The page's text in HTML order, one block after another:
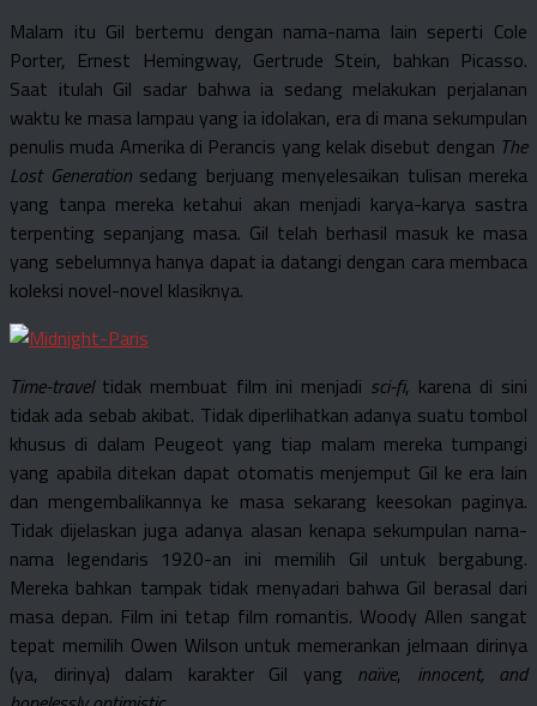
Malam itu Gil bertemu dengan nama-nama lain seperti Cole
Porter, Ernest Hemingway, Gertrude Stein, bahkan Picasso.
Saat itulah Gil sadar bahwa ia sedang melakukan perjalanan
waktu ke masa lampau yang ia idolakan, era di mana sekumpulan
penulis muda Amerika di Perancis yang kelak disebut dengan The
Lost Generation sedang berjuang menyelesaikan tulisan mereka
yang tanpa mereka ketahui akan menjadi karya-karya sastra
terpenting sepanjang masa. Gil telah berhasil masuk ke masa
yang sebelumnya hanya dapat ia datangi dengan cara membaca
koleksi novel-novel klasiknya.
Time-traveltidak membuat film ini menjadi sci-fi, karena di sini
tidak ada sebab akibat. Tidak diperlihatkan adanya suatu tombol
khusus di dalam Peugeot yang tiap malam mereka tumpangi
yang apabila ditekan dapat otomatis menjemput Gil ke era lain
dan mengembalikannya ke masa sekarang keesokan paginya.
Tidak dijelaskan juga adanya alasan kenapa sekumpulan nama-
nama legendaris 1920-an ini memilih Gil untuk bergabung.
Mereka bahkan tampak tidak menyadari bahwa Gil berasal dari
masa depan. Film ini tetap film romantis. Woody Allen sangat
tepat memilih Owen Wilson untuk memerankan jelmaan dirinya
(ya, dirinya) dalam karakter Gil yang naïve, innocent, and